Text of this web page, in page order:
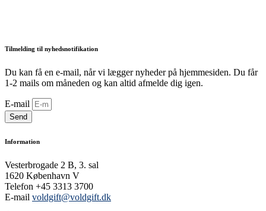
Tilmelding til nyhedsnotifikation
Du kan få en e-mail, når vi lægger nyheder på hjemmesiden. Du får
1-2 mails om måneden og kan altid afmelde dig igen.
E-mail
Send
Information
Vesterbrogade 2 B, 3. sal
1620 København V
Telefon +45 3313 3700
E-mail voldgift@voldgift.dk